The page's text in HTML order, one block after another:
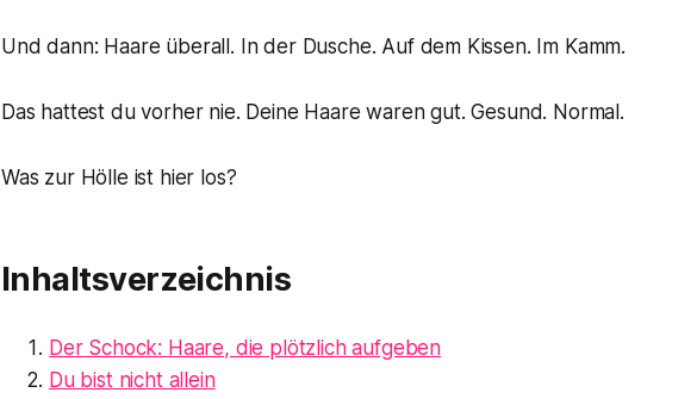
Und dann: Haare überall. In der Dusche. Auf dem Kissen. Im Kamm.
Das hattest du vorher nie. Deine Haare waren gut. Gesund. Normal.
Was zur Hölle ist hier los?
Inhaltsverzeichnis
Der Schock: Haare, die plötzlich aufgeben
Du bist nicht allein